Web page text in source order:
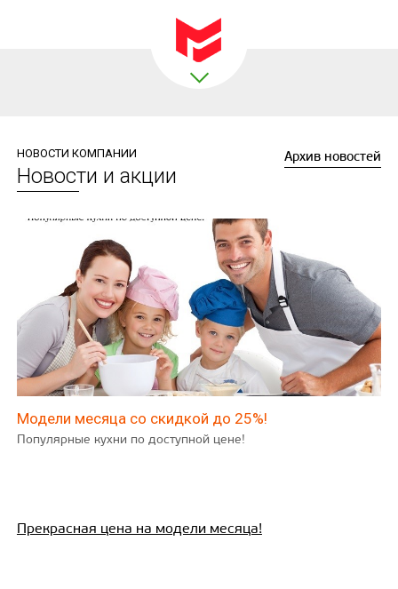
НОВОСТИ КОМПАНИИ
Новости и акции
Архив новостей
Модели месяца со скидкой до 25%!
Популярные кухни по доступной цене!
Прекрасная цена на модели месяца!